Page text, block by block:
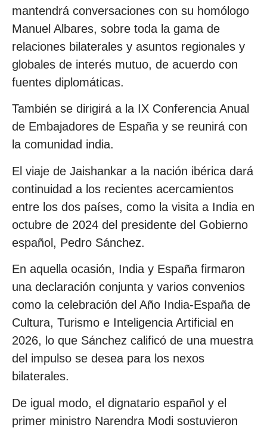
mantendrá conversaciones con su homólogo
Manuel Albares, sobre toda la gama de
relaciones bilaterales y asuntos regionales y
globales de interés mutuo, de acuerdo con
fuentes diplomáticas.
También se dirigirá a la IX Conferencia Anual
de Embajadores de España y se reunirá con
la comunidad india.
El viaje de Jaishankar a la nación ibérica dará
continuidad a los recientes acercamientos
entre los dos países, como la visita a India en
octubre de 2024 del presidente del Gobierno
español, Pedro Sánchez.
En aquella ocasión, India y España firmaron
una declaración conjunta y varios convenios
como la celebración del Año India-España de
Cultura, Turismo e Inteligencia Artificial en
2026, lo que Sánchez calificó de una muestra
del impulso se desea para los nexos
bilaterales.
De igual modo, el dignatario español y el
primer ministro Narendra Modi sostuvieron